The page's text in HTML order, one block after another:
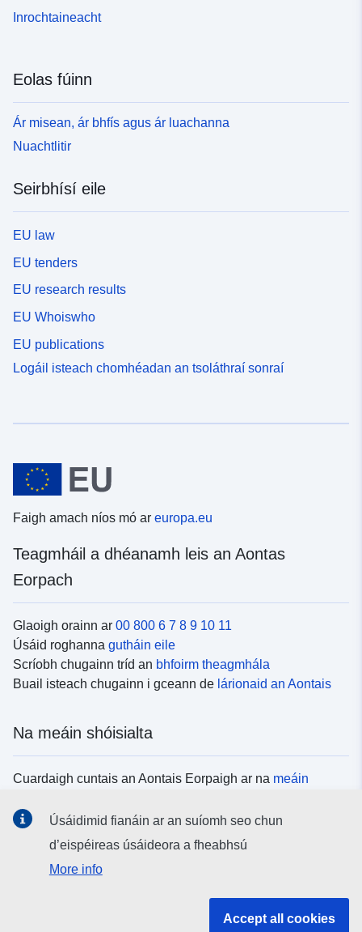
Inrochtaineacht
Eolas fúinn
Ár misean, ár bhfís agus ár luachanna
Nuachtlitir
Seirbhísí eile
EU law
EU tenders
EU research results
EU Whoiswho
EU publications
Logáil isteach chomhéadan an tsoláthraí sonraí
Faigh amach níos mó ar europa.eu
Teagmháil a dhéanamh leis an Aontas
Eorpach
Glaoigh orainn ar 00 800 6 7 8 9 10 11
Úsáid roghanna gutháin eile
Scríobh chugainn tríd an bhfoirm theagmhála
Buail isteach chugainn i gceann de lárionaid an Aontais
Na meáin shóisialta
Cuardaigh cuntais an Aontais Eorpaigh ar na meáin
Úsáidimid fianáin ar an suíomh seo chun
d’eispéireas úsáideora a fheabhsú
More info
Accept all cookies